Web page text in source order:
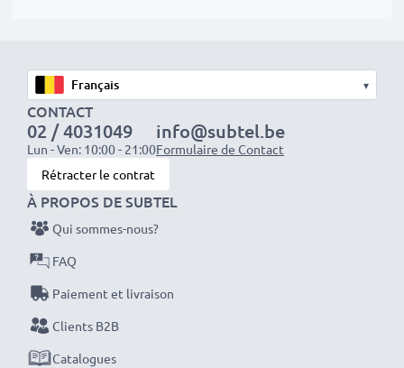
Données techniques:
Marque:CELLONIC
Capacité: 700mAh
Tension: 3.7V
Type de cellule: Lithium Ion
Couleur : gris
Avec CELLONIC – vous avez une batterie neuve de
rechange pas chère et de grande qualité pour votre
appareil .
▾
CONTACT
02 / 4031049
Lun - Ven: 10:00 - 21:00
info@subtel.be
Formulaire de Contact
Rétracter le contrat
À PROPOS DE SUBTEL
Qui sommes-nous?
FAQ
Paiement et livraison
Clients B2B
Catalogues